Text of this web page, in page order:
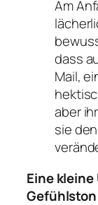
Am
dass
Mail,
aber
sie
Eine kleine